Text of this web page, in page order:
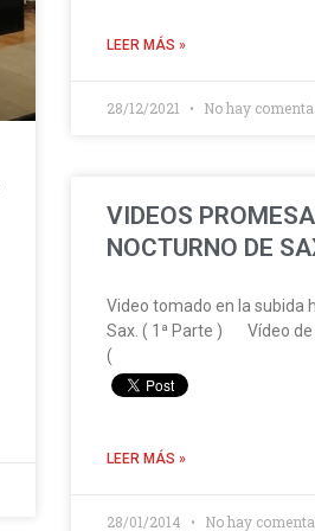
LEER MÁS »
28/12/2021 No hay
VIDEOS
NOCTURNO DE
Video tomado en la subida
Sax. ( 1ª Parte ) Vídeo de
(
LEER MÁS »
28/01/2014 No hay